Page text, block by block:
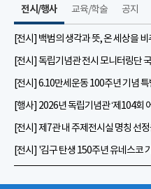
전시/행사
[전시] 백범의 생각과 뜻, 온 세상을 비
[전시] 독립기념관 전시 모니터링단
[행사] 2026년 독립기념관 ‘제104회
교육/학술 공지